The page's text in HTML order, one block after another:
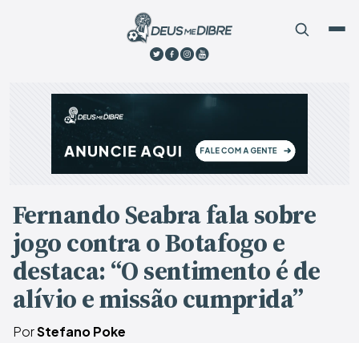
Fernando Seabra fala sobre
jogo contra o Botafogo e
destaca: “O sentimento é de
alívio e missão cumprida”
PorStefano Poke